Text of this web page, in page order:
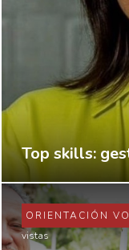
Top skills:
ORIENTACIÓN
vistas